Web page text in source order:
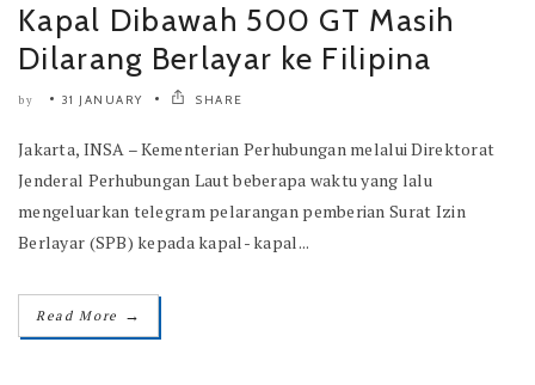
Kapal Dibawah 500 GT Masih
Dilarang Berlayar ke Filipina
by 31 JANUARY SHARE
Jakarta, INSA – Kementerian Perhubungan melalui Direktorat
Jenderal Perhubungan Laut beberapa waktu yang lalu
mengeluarkan telegram pelarangan pemberian Surat Izin
Berlayar (SPB) kepada kapal- kapal...
Read More →